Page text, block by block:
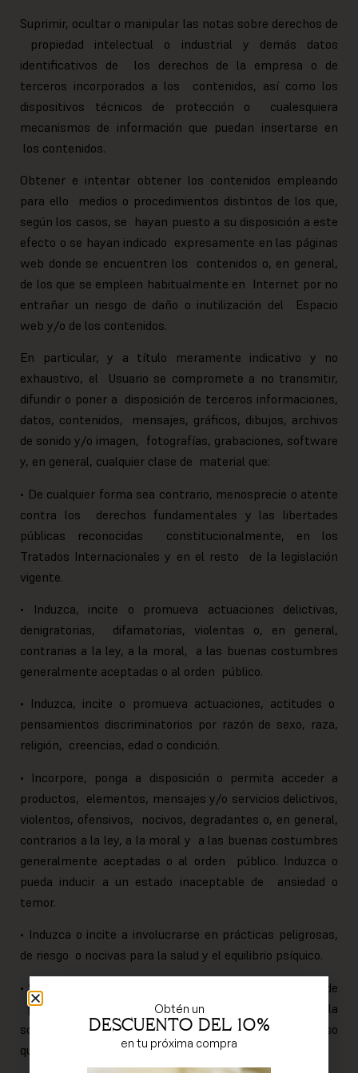
Suprimir, ocultar o manipular las notas sobre derechos de
propiedad intelectual o industrial y demás datos
identificativos de los derechos de la empresa o de
terceros incorporados a los contenidos, así como los
dispositivos técnicos de protección o cualesquiera
mecanismos de información que puedan insertarse en
los contenidos.
Obtener e intentar obtener los contenidos empleando
para ello medios o procedimientos distintos de los que,
según los casos, se hayan puesto a su disposición a este
efecto o se hayan indicado expresamente en las páginas
web donde se encuentren los contenidos o, en general,
de los que se empleen habitualmente en Internet por no
entrañar un riesgo de daño o inutilización del Espacio
web y/o de los contenidos.
En particular, y a título meramente indicativo y no
exhaustivo, el Usuario se compromete a no transmitir,
difundir o poner a disposición de terceros informaciones,
datos, contenidos, mensajes, gráficos, dibujos, archivos
de sonido y/o imagen, fotografías, grabaciones, software
y, en general, cualquier clase de material que:
• De cualquier forma sea contrario, menosprecie o atente
contra los derechos fundamentales y las libertades
públicas reconocidas constitucionalmente, en los
Tratados Internacionales y en el resto de la legislación
vigente.
• Induzca, incite o promueva actuaciones delictivas,
denigratorias, difamatorias, violentas o, en general,
contrarias a la ley, a la moral, a las buenas costumbres
generalmente aceptadas o al orden público.
• Induzca, incite o promueva actuaciones, actitudes o
pensamientos discriminatorios por razón de sexo, raza,
religión, creencias, edad o condición.
• Incorpore, ponga a disposición o permita acceder a
productos, elementos, mensajes y/o servicios delictivos,
violentos, ofensivos, nocivos, degradantes o, en general,
contrarios a la ley, a la moral y a las buenas costumbres
generalmente aceptadas o al orden público. Induzca o
pueda inducir a un estado inaceptable de ansiedad o
temor.
• Induzca o incite a involucrarse en prácticas peligrosas,
de riesgo o nocivas para la salud y el equilibrio psíquico.
• Se encuentra protegido por la legislación en materia de
protección intelectual o industrial perteneciente a la
sociedad o a terceros sin que haya sido autorizado el uso
que se pretenda realizar.
Obtén un
DESCUENTO del 10%
en tu próxima compra